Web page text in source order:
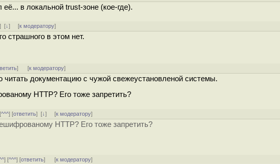
в локальной trust-зоне (кое-где).
][↓] [к модератору]
страшного в этом нет.
] [к модератору]
читать документацию с чужой свежеустановленой системы.
HTTP? Его тоже запретить?
^^^] [ответить][↓] [к модератору]
HTTP? Его тоже запретить?
] [^^^] [ответить] [к модератору]